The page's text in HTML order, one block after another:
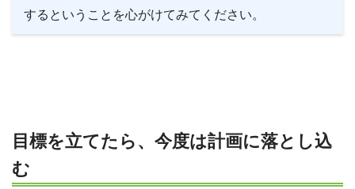
するということを心がけてみてください。
目標を立てたら、今度は計画に落とし込
む